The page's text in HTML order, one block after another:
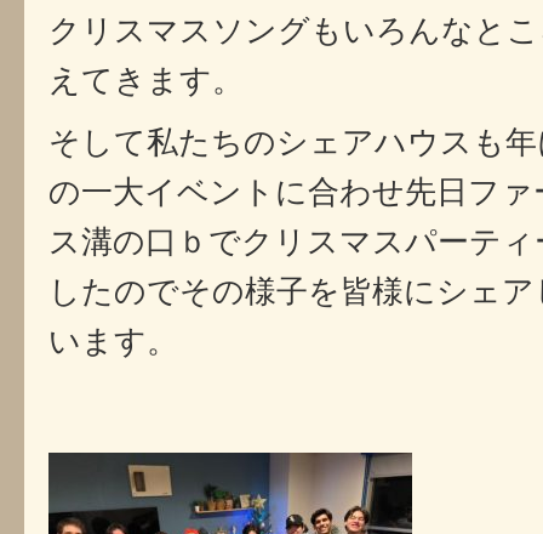
クリスマスソングもいろんなと
えてきます。
そして私たちのシェアハウスも
の一大イベントに合わせ先日フ
ス溝の口ｂでクリスマスパーテ
したのでその様子を皆様にシェ
います。